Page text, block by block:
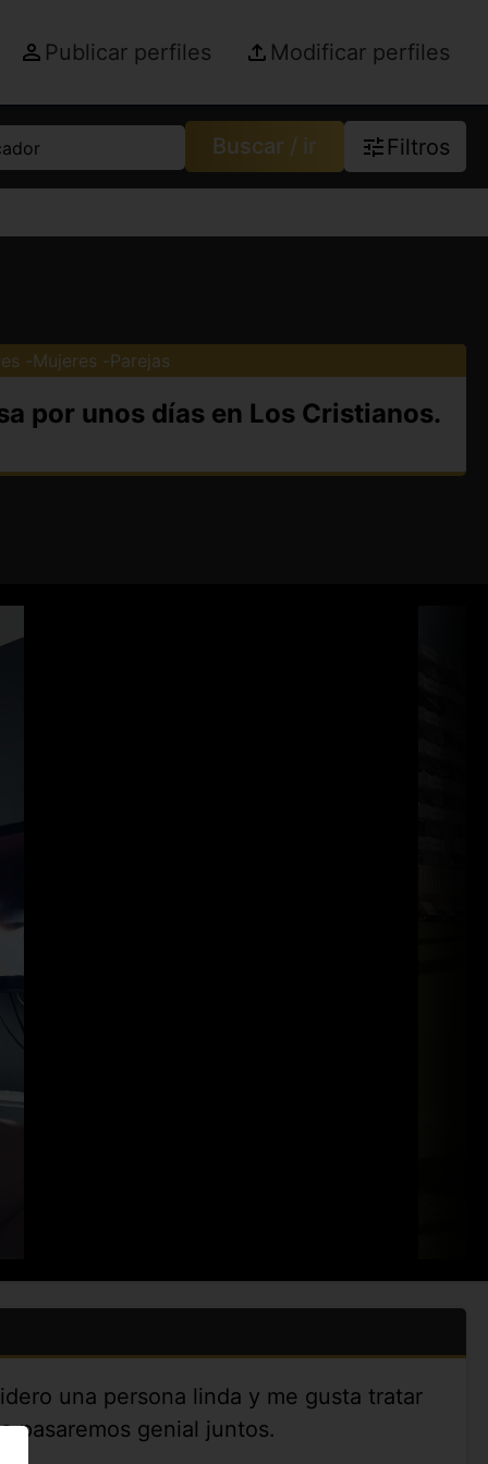
Publicar perfiles Modificar perfiles
Buscar / ir Filtros
Mujeres Parejas
por unos días en Los Cristianos.
una persona linda y me gusta tratar
pasaremos genial juntos.